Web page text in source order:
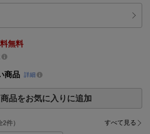
無料
商品 詳細
商品をお気に入りに追加
2件） すべて見る